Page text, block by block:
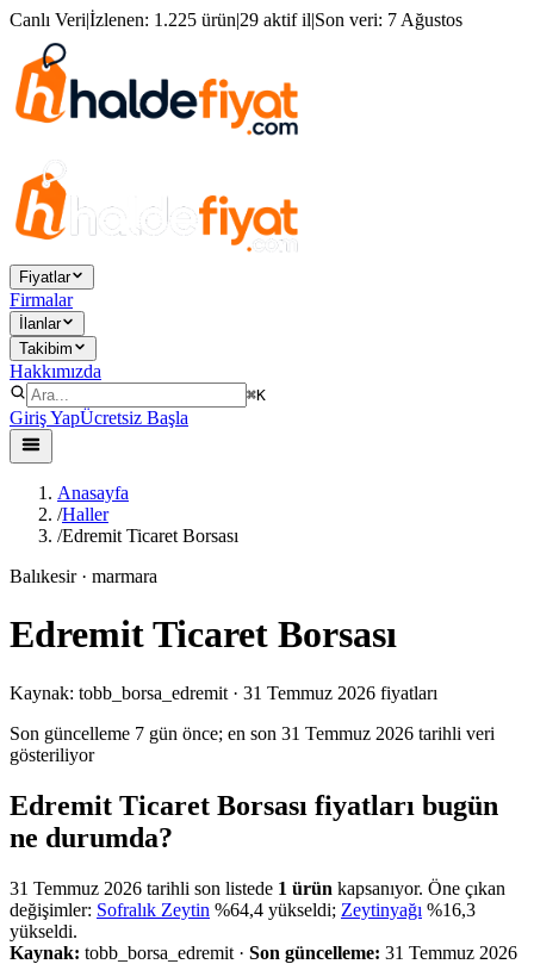
Canlı Veri|İzlenen: 1.225 ürün|29 aktif il|Son veri: 7 Ağustos
Fiyatlar
Firmalar
İlanlar
Takibim
Hakkımızda
⌘K
Giriş YapÜcretsiz Başla
Anasayfa
/Haller
/Edremit Ticaret Borsası
Balıkesir· marmara
Edremit Ticaret Borsası
Kaynak: tobb_borsa_edremit · 31 Temmuz 2026 fiyatları
Son güncelleme 7 gün önce; en son 31 Temmuz 2026 tarihli veri
gösteriliyor
Edremit Ticaret Borsası fiyatları bugün
ne durumda?
31 Temmuz 2026 tarihli son listede 1 ürün kapsanıyor. Öne çıkan
değişimler: Sofralık Zeytin %64,4 yükseldi; Zeytinyağı %16,3
yükseldi.
Kaynak: tobb_borsa_edremit · Son güncelleme: 31 Temmuz 2026